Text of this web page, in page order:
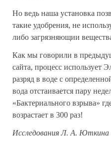
Но ведь наша установка
такие удобрения, не
либо загрязняющии
Как мы говорили в
сайта, процесс использует
разряд в воде с
вода отстаивается пару
«Бактериального взрыва»
возрастает в 300 раз!
Исследования Л. А. Юткина